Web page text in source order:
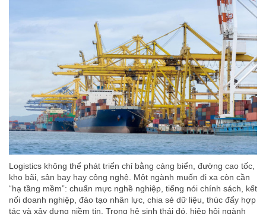
Logistics không thể phát triển chỉ bằng cảng biển, đường cao tốc,
kho bãi, sân bay hay công nghệ. Một ngành muốn đi xa còn cần
“hạ tầng mềm”: chuẩn mực nghề nghiệp, tiếng nói chính sách, kết
nối doanh nghiệp, đào tạo nhân lực, chia sẻ dữ liệu, thúc đẩy hợp
tác và xây dựng niềm tin. Trong hệ sinh thái đó, hiệp hội ngành